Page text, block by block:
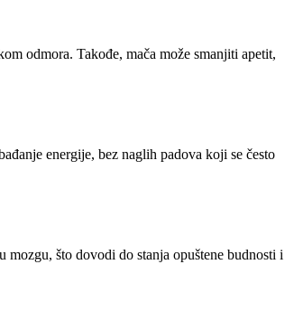
odmora. Takođe, mača može smanjiti apetit,
energije, bez naglih padova koji se često
što dovodi do stanja opuštene budnosti i